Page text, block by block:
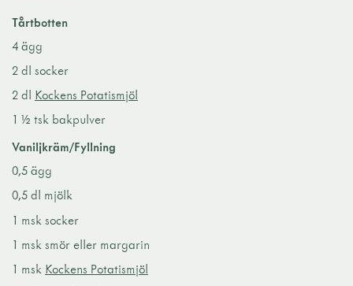
Tårtbotten
4 ägg
2 dl socker
2 dl Kockens Potatismjöl
1 ½ tsk bakpulver
Vaniljkräm/Fyllning
0,5 ägg
0,5 dl mjölk
1 msk socker
1 msk smör eller margarin
1 msk Kockens Potatismjöl